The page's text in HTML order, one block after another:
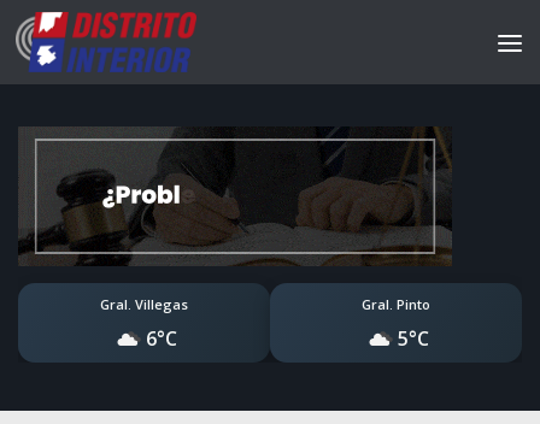
Gral. Villegas
6°C
Gral. Pinto
5°C